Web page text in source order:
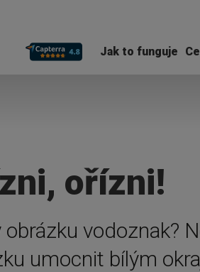
Jak to funguje
ořízni!
obrázku vodoznak?
umocnit bílým